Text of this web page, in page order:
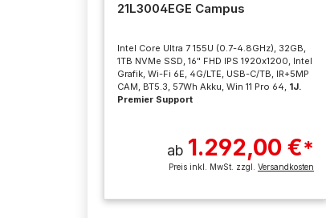
21L3004EGE Campus
Intel Core Ultra 7 155U (0.7-4.8GHz), 32GB,
1TB NVMe SSD, 16" FHD IPS 1920x1200, Intel
Grafik, Wi-Fi 6E, 4G/LTE, USB-C/TB, IR+5MP
CAM, BT5.3, 57Wh Akku, Win 11 Pro 64, 1J.
Premier Support
ab 1.292,00 €*
Preis inkl. MwSt. zzgl. Versandkosten